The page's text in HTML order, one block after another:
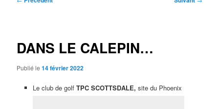
DANS LE CALEPIN…
Publié le14 février 2022
Le club de golf TPC SCOTTSDALE, site du Phoenix